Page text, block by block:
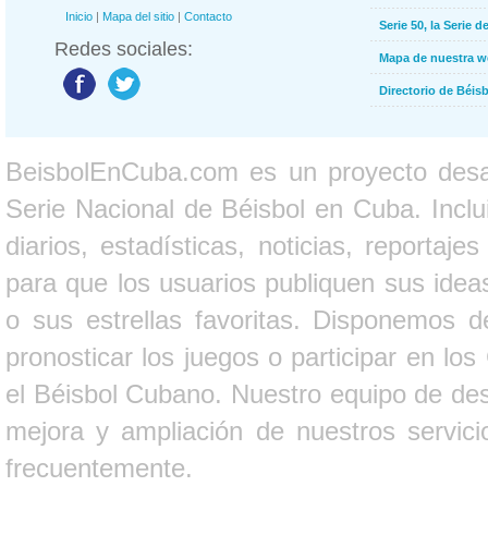
Inicio | Mapa del sitio | Contacto
Redes sociales:
Serie 50, la Serie
Mapa de nuestra
Directorio de
BeisbolEnCuba.com es un proyecto
Serie Nacional de Béisbol en Cuba.
diarios, estadísticas, noticias,
para que los usuarios publiquen sus
o sus estrellas favoritas. Disponemos
pronosticar los juegos o participar en
el Béisbol Cubano. Nuestro equipo de
mejora y ampliación de nuestros
frecuentemente.